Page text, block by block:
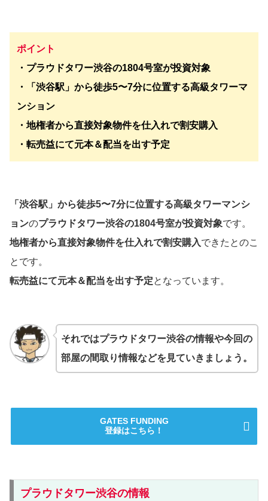
ポイント
・プラウドタワー渋谷の1804号室が投資対象
・「渋谷駅」から徒歩5〜7分に位置する高級タワーマ
ンション
・地権者から直接対象物件を仕入れで割安購入
・転売益にて元本＆配当を出す予定
「渋谷駅」から徒歩5〜7分に位置する高級タワーマンシ
ョンのプラウドタワー渋谷の1804号室が投資対象です。
地権者から直接対象物件を仕入れで割安購入できたとのこ
とです。
転売益にて元本＆配当を出す予定となっています。
それではプラウドタワー渋谷の情報や今回の
部屋の間取り情報などを見ていきましょう。
GATES FUNDING
登録はこちら！
プラウドタワー渋谷の情報